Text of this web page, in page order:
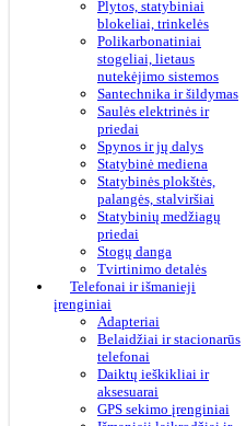
Plytos, statybiniai
blokeliai, trinkelės
Polikarbonatiniai
stogeliai, lietaus
nutekėjimo sistemos
Santechnika ir šildymas
Saulės elektrinės ir
priedai
Spynos ir jų dalys
Statybinė mediena
Statybinės plokštės,
palangės, stalviršiai
Statybinių medžiagų
priedai
Stogų danga
Tvirtinimo detalės
Telefonai ir išmanieji
įrenginiai
Adapteriai
Belaidžiai ir stacionarūs
telefonai
Daiktų ieškikliai ir
aksesuarai
GPS sekimo įrenginiai